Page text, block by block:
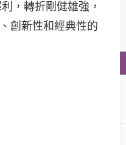
，轉折剛健雄強，
創新性和經典性的